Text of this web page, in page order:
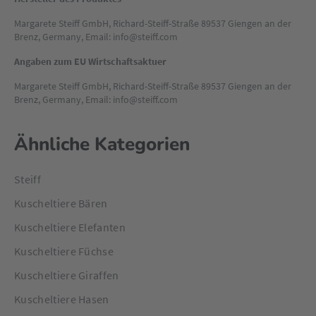
Margarete Steiff GmbH, Richard-Steiff-Straße 89537 Giengen an der
Brenz, Germany, Email: info@steiff.com
Angaben zum EU Wirtschaftsaktuer
Margarete Steiff GmbH, Richard-Steiff-Straße 89537 Giengen an der
Brenz, Germany, Email: info@steiff.com
Ähnliche Kategorien
Steiff
Kuscheltiere Bären
Kuscheltiere Elefanten
Kuscheltiere Füchse
Kuscheltiere Giraffen
Kuscheltiere Hasen